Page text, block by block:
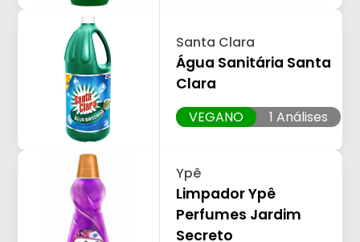
Santa Clara
Água Sanitária Santa
Clara
VEGANO 1 Análises
Ypê
Limpador Ypê
Perfumes Jardim
Secreto